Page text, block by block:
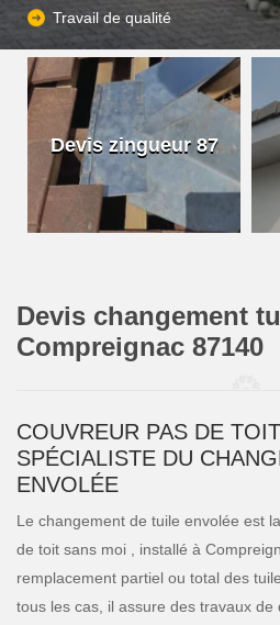
Travail de qualité
Devis zingueur 87
Devis changement
Compreignac 87140
COUVREUR PAS DE
SPÉCIALISTE DU
ENVOLÉE
Le changement de tuile envolée est
de toit sans moi , installé à
remplacement partiel ou total des
tous les cas, il assure des travaux de